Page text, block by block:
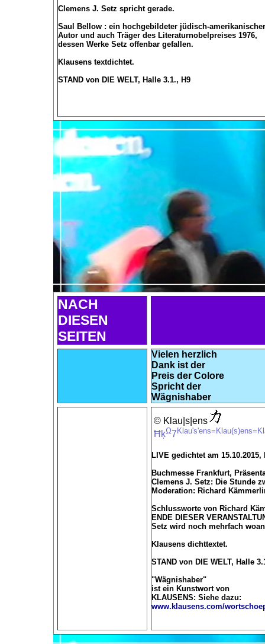
Clemens J. Setz spricht gerade.
Saul Bellow : ein hochgebildeter jüdisch-amerikanischer
Autor und auch Träger des Literaturnobelpreises 1976,
dessen Werke Setz offenbar gefallen.
Klausens textdichtet.
STAND von DIE WELT, Halle 3.1., H9
NACH
DIESEN
SEITEN
Vielen herzlich
Dank ist der
Preis der Colore
Spricht der
Wägnishaber
© Klau|s|ens
ĦķΩ7
LIVE gedichtet am
Buchmesse Frankfurt,
Clemens J. Setz: Die Stunde
Moderation: Richard
Schlussworte von Richard
ENDE DIESER
Setz wird noch mehrfach
Klausens dichttextet.
STAND von DIE WELT, Halle
"Wägnishaber"
ist ein Kunstwort von
KLAUSENS: Siehe dazu:
www.klausens.com/